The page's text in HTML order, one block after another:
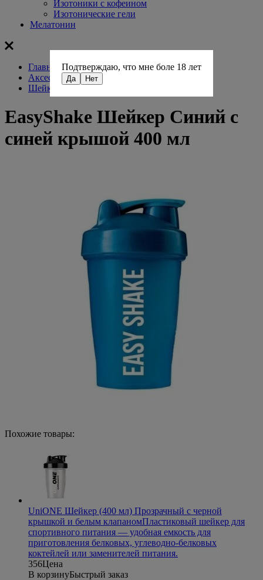
Изотоники с кофеином
Изотонические гели
Мелатонин
Главная
Aксессуары для фитнеса
Шейкеры
EasyShake Шейкер Синий с
синей крышой 400 мл
Похожие товары:
UniONE Шейкер (400 мл) Прозрачный с черной
крышкой и белым клапаномПластиковый шейкер для
спортивного питания — удобная емкость для
приготовления белковых, углеводно-белковых
коктейлей или заменителей питания.
356Цена
В корзинуБыстрый заказ
Подтверждаю, что мне боле 18 лет
Да Нет